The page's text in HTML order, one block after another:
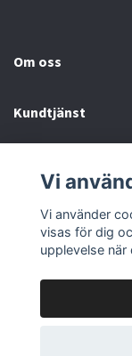
Om oss
Kundtjänst
Sociala medier
Vi
Vi använder
visas för dig
upplevelse